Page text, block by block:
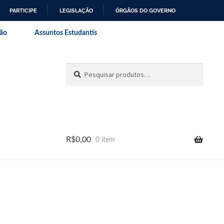
PARTICIPE LEGISLAÇÃO ÓRGÃOS DO GOVERNO
do Rio de Janeiro
Assuntos Estudantis
R$0,00 0 item